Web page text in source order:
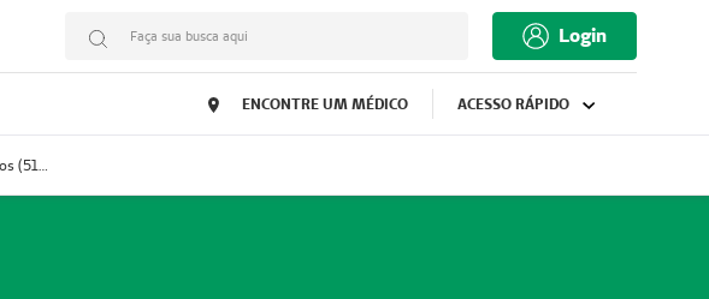
Faça sua busca aqui Login
ENCONTRE UM MÉDICO ACESSO RÁPIDO
Prestador Medlife Consultas e Diagnósticos (51004334-2)